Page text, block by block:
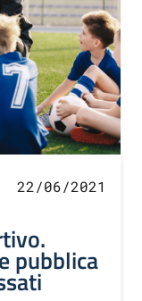
22/06/2021
pubblica